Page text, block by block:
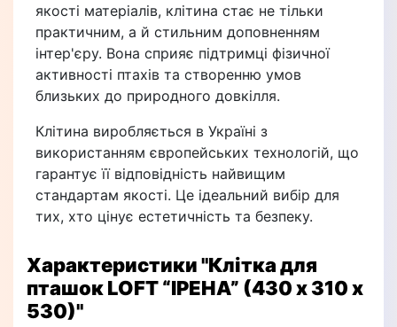
якості матеріалів, клітина стає не тільки
практичним, а й стильним доповненням
інтер'єру. Вона сприяє підтримці фізичної
активності птахів та створенню умов
близьких до природного довкілля.
Клітина виробляється в Україні з
використанням європейських технологій, що
гарантує її відповідність найвищим
стандартам якості. Це ідеальний вибір для
тих, хто цінує естетичність та безпеку.
Характеристики"Клітка для
пташок LOFT “ІРЕНА” (430 х 310 х
530)"